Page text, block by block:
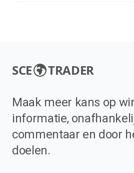
SCE TRADER
Maak meer kans op
informatie,
commentaar en door
doelen.